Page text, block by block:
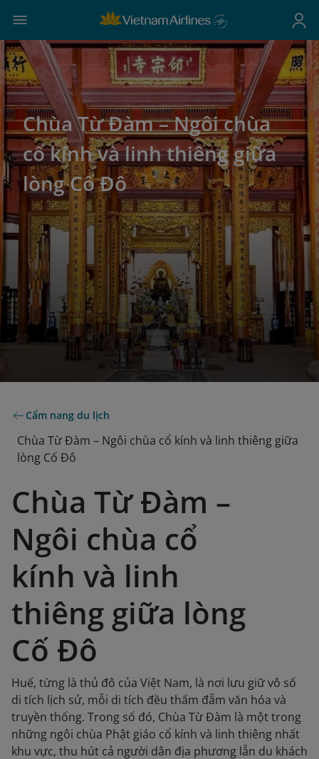
Chùa Từ Đàm – Ngôi chùa
cổ kính và linh thiêng giữa
lòng Cố Đô
Cẩm nang du lịch
Chùa Từ Đàm – Ngôi chùa cổ kính và linh thiêng giữa
lòng Cố Đô
Chùa Từ Đàm –
Ngôi chùa cổ
kính và linh
thiêng giữa lòng
Cố Đô
Huế, từng là thủ đô của Việt Nam, là nơi lưu giữ vô số
di tích lịch sử, mỗi di tích đều thấm đẫm văn hóa và
truyền thống. Trong số đó, Chùa Từ Đàm là một trong
những ngôi chùa Phật giáo cổ kính và linh thiêng nhất
khu vực, thu hút cả người dân địa phương lẫn du khách